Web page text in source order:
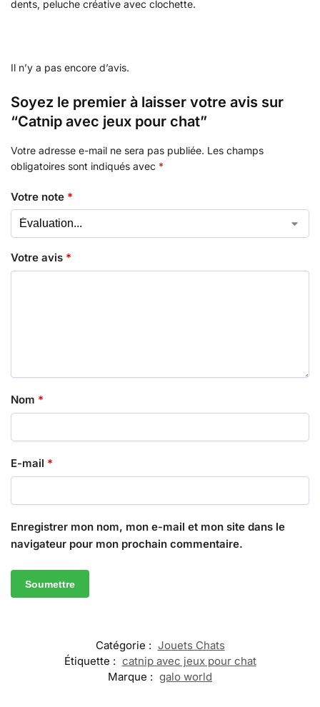
dents, peluche créative avec clochette.
Il n’y a pas encore d’avis.
Soyez le premier à laisser votre avis sur
“Catnip avec jeux pour chat”
Votre adresse e-mail ne sera pas publiée. Les champs
obligatoires sont indiqués avec *
Votre note *
Votre avis *
Nom *
E-mail *
Enregistrer mon nom, mon e-mail et mon site dans le
navigateur pour mon prochain commentaire.
Catégorie : Jouets Chats
Étiquette : catnip avec jeux pour chat
Marque : galo world